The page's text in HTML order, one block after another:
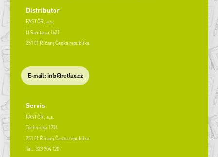
Distributor
FAST ČR, a.s.
U Sanitasu 1621
251 01 Říčany Česká republika
E-mail: info@retlux.cz
Servis
FAST ČR, a.s.
Technická 1701
251 01 Říčany Česká republika
Tel.: 323 204 120